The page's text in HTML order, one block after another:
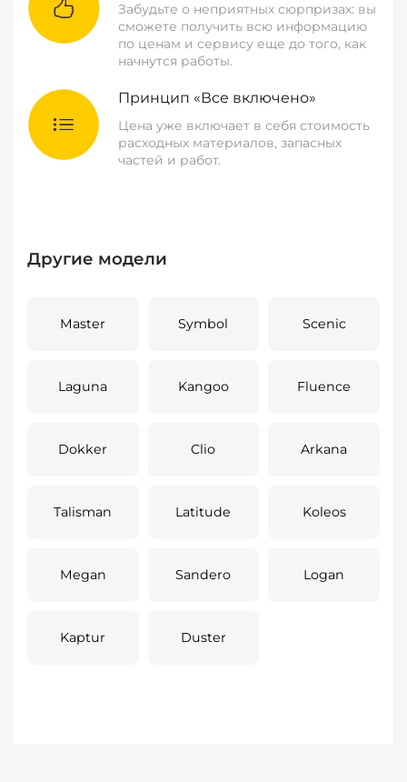
Забудьте о неприятных сюрпризах: вы
сможете получить всю информацию
по ценам и сервису еще до того, как
начнутся работы.
Принцип «Все включено»
Цена уже включает в себя стоимость
расходных материалов, запасных
частей и работ.
Другие модели
Master Symbol Scenic
Laguna Kangoo Fluence
Dokker Clio Arkana
Talisman Latitude Koleos
Megan Sandero Logan
Kaptur Duster